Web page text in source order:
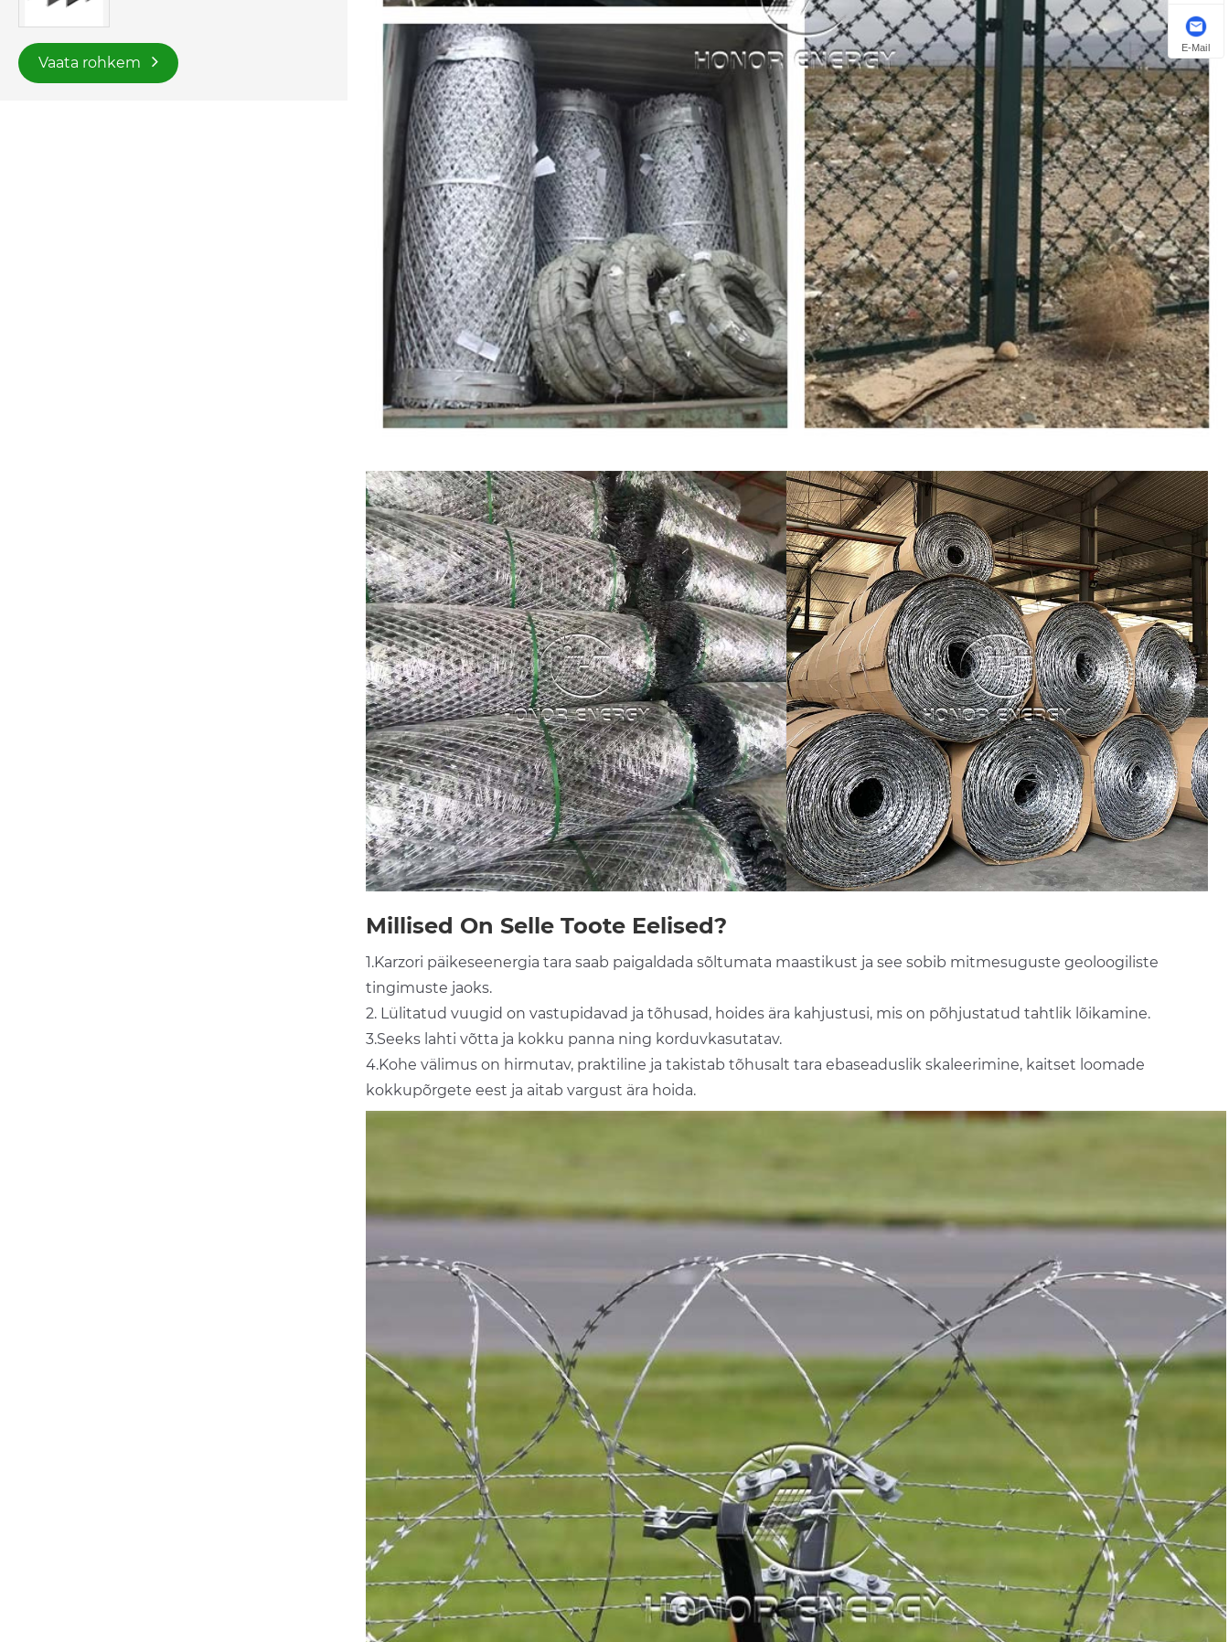
Vaata rohkem
Millised On Selle Toote Eelised?
1.Karzori päikeseenergia tara saab paigaldada sõltumata maastikust ja see sobib mitmesuguste geoloogiliste
tingimuste jaoks.
2. Lülitatud vuugid on vastupidavad ja tõhusad, hoides ära kahjustusi, mis on põhjustatud tahtlik lõikamine.
3.Seeks lahti võtta ja kokku panna ning korduvkasutatav.
4.Kohe välimus on hirmutav, praktiline ja takistab tõhusalt tara ebaseaduslik skaleerimine, kaitset loomade
kokkupõrgete eest ja aitab vargust ära hoida.
E-Mail